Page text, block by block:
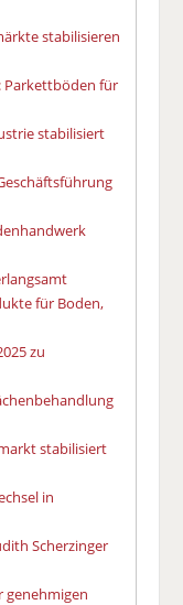
stabilisieren
Parkettböden für
stabilisiert
für Boden,
zu
stabilisiert
in
Scherzinger
genehmigen